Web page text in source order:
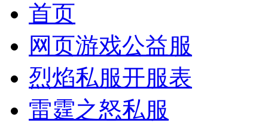
首页
网页游戏公益服
烈焰私服开服表
雷霆之怒私服